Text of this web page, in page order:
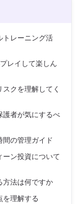
トレーニング活
レイして楽しん
クを理解してく
護者が気にするべ
の管理ガイド
ーン投資について
方法は何ですか
理解する